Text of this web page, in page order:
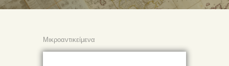
ΕΠΙΚΟΙΝΩΝΊΑ
Μικροαντικείμενα